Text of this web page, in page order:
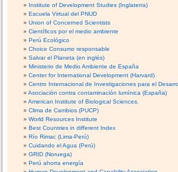
Institute of Development Studies (Inglaterra)
Escuela Virtual del PNUD
Union of Concerned Scientists
Científicos por el medio ambiente
Perú Ecológico
Choice Consumo responsable
Salvar el Planeta (en inglés)
Ministerio de Medio Ambiente de España
Center for International Development (Harvard)
Centro Internacional de Investigaciones para el
Asociación contra contaminación lumínica (España)
American Institute of Biological Sciences.
Clima de Cambios (PUCP)
World Resources Institute
Best Countries in different Index
Río Rimac (Lima-Perú)
Cuidando el Agua (Perú)
GRID (Noruega)
Perú ahorra energía